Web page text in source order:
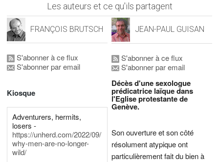
Les auteurs et ce qu'ils partagent
FRANÇOIS BRUTSCH
S'abonner à ce flux
S'abonner par email
Kiosque
Adventurers, hermits,
losers -
https://unherd.com/2022/09/
why-men-are-no-longer-
wild/
JEAN-PAUL GUISAN
S'abonner à ce flux
S'abonner par email
Décès d'une sexologue
prédicatrice laïque dans
l'Eglise protestante de
Genève.
Son ouverture et son côté
résolument atypique ont
particulièrement fait du bien à